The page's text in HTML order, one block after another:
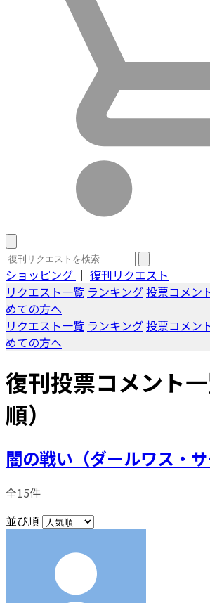
ショッピング ｜ 復刊リクエスト
リクエスト一覧 ランキング投票コメン
めての方へ
リクエスト一覧 ランキング投票コメン
めての方へ
復刊投票コメント
順）
闇の戦い（ダールワス・サ
全15件
並び順